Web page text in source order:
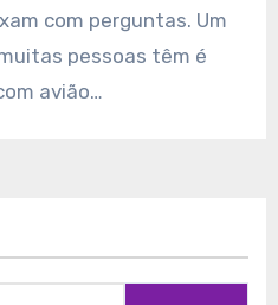
com perguntas. Um
pessoas têm é
avião…